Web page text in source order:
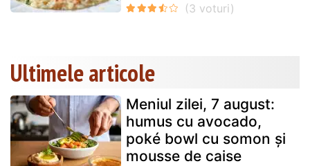
Ultimele articole
Meniul zilei, 7 august:
humus cu avocado,
poké bowl cu somon și
mousse de caise